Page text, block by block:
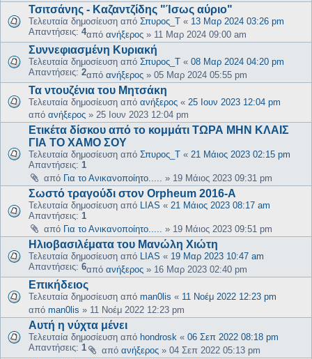
Τσιτσάνης - Καζαντζίδης "Ίσως αύριο"
Τελευταία δημοσίευση από Σπυρος_Τ « 13 Μαρ 2024 03:26 pm
Απαντήσεις: 4από ανήξερος » 11 Μαρ 2024 09:00 am
Συννεφιασμένη Κυριακή
Τελευταία δημοσίευση από Σπυρος_Τ « 08 Μαρ 2024 04:20 pm
Απαντήσεις: 2από ανήξερος » 05 Μαρ 2024 05:55 pm
Τα ντουζένια του Μητσάκη
Τελευταία δημοσίευση από ανήξερος « 25 Ιουν 2023 12:04 pm
από ανήξερος » 25 Ιουν 2023 12:04 pm
Ετικέτα δίσκου από το κομμάτι ΤΩΡΑ ΜΗΝ ΚΛΑΙΣ
ΓΙΑ ΤΟ ΧΑΜΟ ΣΟΥ
Τελευταία δημοσίευση από Σπυρος_Τ « 21 Μάιος 2023 02:15 pm
Απαντήσεις: 1
από Για το Ανικανοποίητο..... » 19 Μάιος 2023 09:31 pm
Σωστό τραγούδι στον Οrpheum 2016-Α
Τελευταία δημοσίευση από LIAS « 21 Μάιος 2023 08:17 am
Απαντήσεις: 1
από Για το Ανικανοποίητο..... » 19 Μάιος 2023 09:51 pm
Ηλιοβασιλέματα του Μανώλη Χιώτη
Τελευταία δημοσίευση από LIAS « 19 Μαρ 2023 10:47 am
Απαντήσεις: 6από ανήξερος » 16 Μαρ 2023 02:40 pm
Επικήδειος
Τελευταία δημοσίευση από man0lis « 11 Νοέμ 2022 12:23 pm
από man0lis » 11 Νοέμ 2022 12:23 pm
Αυτή η νύχτα μένει
Τελευταία δημοσίευση από hondrosk « 06 Σεπ 2022 08:18 pm
Απαντήσεις: 1 από ανήξερος » 04 Σεπ 2022 05:13 pm